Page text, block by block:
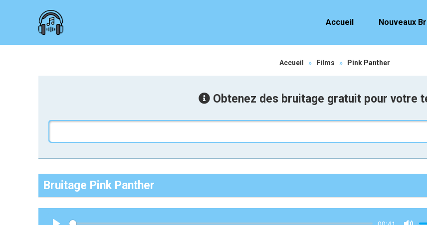
Accueil Nouveaux
Accueil » Films » Pink Panther
Obtenez des bruitage gratuit pour votre
Bruitage Pink Panther